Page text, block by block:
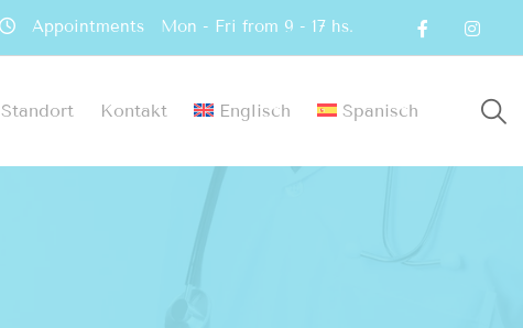
Appointments Mon - Fri from 9 - 17 hs.
Standort Kontakt Englisch Spanisch